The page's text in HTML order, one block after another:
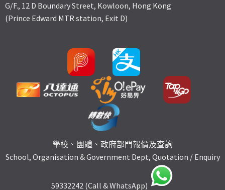
G/F., 12 D Boundary Street, Kowloon, Hong Kong
(Prince Edward MTR station, Exit D)
學校、團體、政府部門報價及查詢
School, Organisation & Government Dept, Quotation / Enquiry
59332242 (Call & WhatsApp)